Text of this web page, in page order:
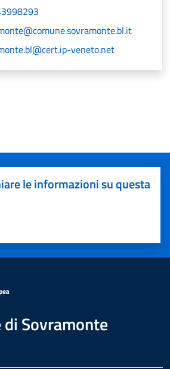
veneto.net
le informazioni su questa
5 stelle su 5
stelle su 5
su 5
5
di Sovramonte